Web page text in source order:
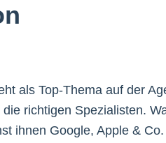
als Top-Thema auf der
richtigen Spezialisten.
ihnen Google, Apple &